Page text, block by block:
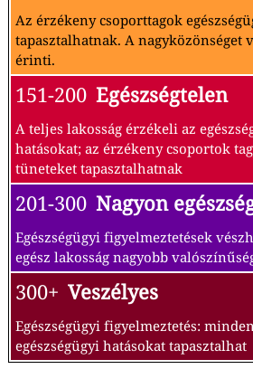
Az érzékeny csoporttagok
tapasztalhatnak. A nagyközönséget
érinti.
151-200 Egészségtelen
A teljes lakosság érzékeli az
hatásokat; az érzékeny csoportok
tüneteket tapasztalhatnak
201-300 Nagyon
Egészségügyi figyelmeztetések
egész lakosság nagyobb
300+ Veszélyes
Egészségügyi figyelmeztetés:
egészségügyi hatásokat tapasztalhat